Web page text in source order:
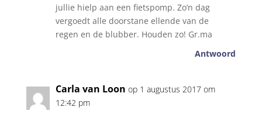
jullie hielp aan een fietspomp. Zo’n dag
vergoedt alle doorstane ellende van de
regen en de blubber. Houden zo! Gr.ma
Antwoord
Carla van Loon op 1 augustus 2017 om
12:42 pm